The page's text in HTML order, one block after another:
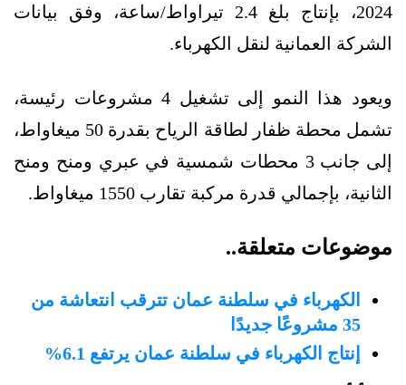
2024، بإنتاج بلغ 2.4 تيراواط/ساعة، وفق بيانات
الشركة العمانية لنقل الكهرباء.
ويعود هذا النمو إلى تشغيل 4 مشروعات رئيسة،
تشمل محطة ظفار لطاقة الرياح بقدرة 50 ميغاواط،
إلى جانب 3 محطات شمسية في عبري ومنح ومنح
الثانية، بإجمالي قدرة مركبة تقارب 1550 ميغاواط.
موضوعات متعلقة..
الكهرباء في سلطنة عمان تترقب انتعاشة من
35 مشروعًا جديدًا
إنتاج الكهرباء في سلطنة عمان يرتفع 6.1%